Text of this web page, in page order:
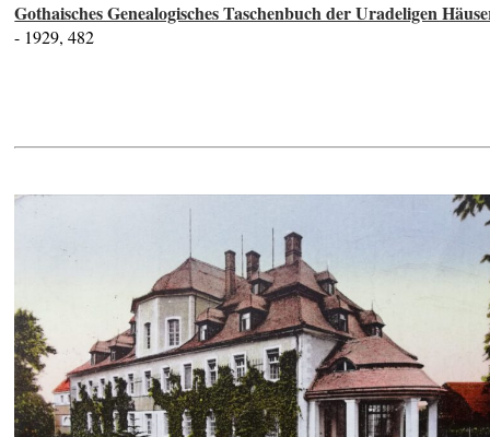
Gothaisches Genealogisches Taschenbuch der Uradeligen
- 1929, 482